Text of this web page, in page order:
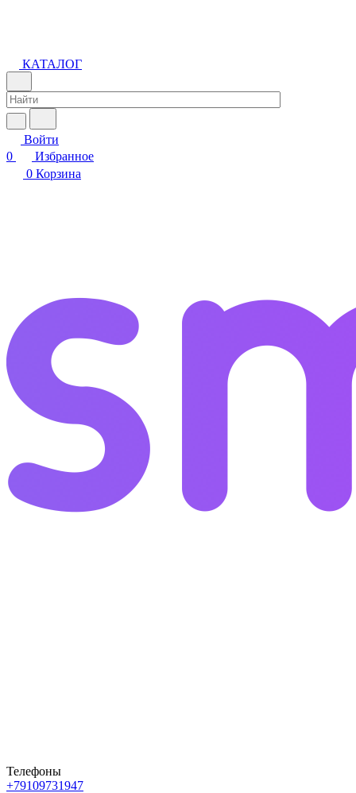
КАТАЛОГ
Войти
0
Избранное
0 Корзина
Телефоны
+79109731947